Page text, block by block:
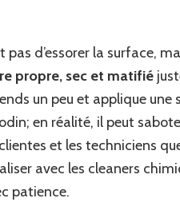
pas d’essorer la surface,
propre, sec et matifié
un peu et applique une
en réalité, il peut
et les techniciens
avec les cleaners
patience.